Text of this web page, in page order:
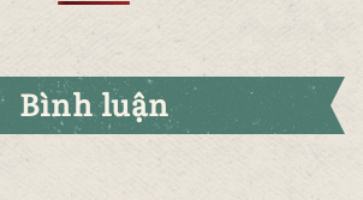
Bình luận